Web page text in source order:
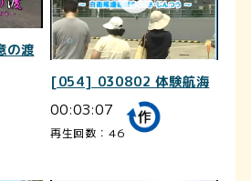
渡
[054] 030802 体験航海
00:03:07
再生回数：46